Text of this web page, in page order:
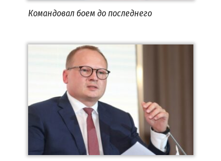
Командовал боем до последнего